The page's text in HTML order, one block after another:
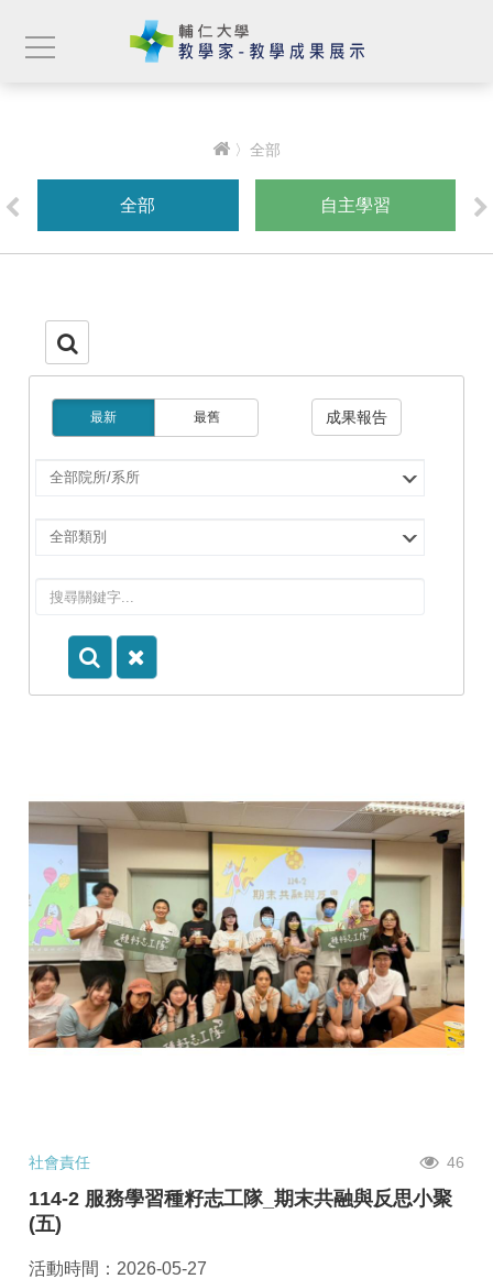
〉全部
全部 自主學習
最新 最舊 成果報告
選
所/
所
選
別
社會責任 46
114-2 服務學習種籽志工隊_期末共融與反思小聚
(五)
活動時間：2026-05-27